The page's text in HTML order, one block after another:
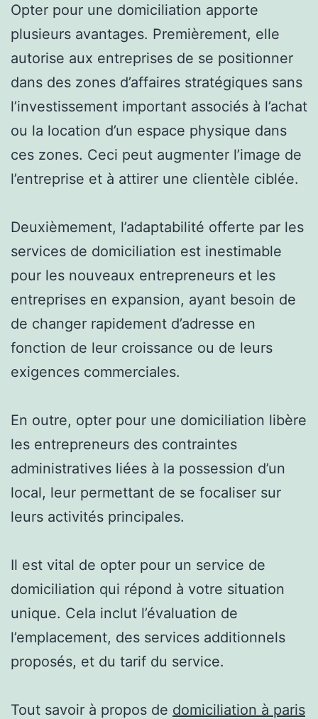
Opter pour une domiciliation apporte
plusieurs avantages. Premièrement, elle
autorise aux entreprises de se positionner
dans des zones d’affaires stratégiques sans
l’investissement important associés à l’achat
ou la location d’un espace physique dans
ces zones. Ceci peut augmenter l’image de
l’entreprise et à attirer une clientèle ciblée.
Deuxièmement, l’adaptabilité offerte par les
services de domiciliation est inestimable
pour les nouveaux entrepreneurs et les
entreprises en expansion, ayant besoin de
de changer rapidement d’adresse en
fonction de leur croissance ou de leurs
exigences commerciales.
En outre, opter pour une domiciliation libère
les entrepreneurs des contraintes
administratives liées à la possession d’un
local, leur permettant de se focaliser sur
leurs activités principales.
Il est vital de opter pour un service de
domiciliation qui répond à votre situation
unique. Cela inclut l’évaluation de
l’emplacement, des services additionnels
proposés, et du tarif du service.
Tout savoir à propos de domiciliation à paris